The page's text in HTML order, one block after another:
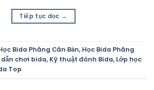
Tiếp tục đọc →
Bida Phăng Căn Bản, Học Bida Phăng
chơi bida, Kỹ thuật đánh Bida, Lớp học
Top